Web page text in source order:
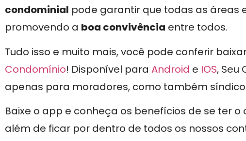
condominial pode garantir que todas as áreas
promovendo a boa convivência entre todos.
Tudo isso e muito mais, você pode conferir
Condomínio! Disponível para Android e IOS, Seu
apenas para moradores, como também
Baixe o app e conheça os benefícios de se ter
além de ficar por dentro de todos os nossos